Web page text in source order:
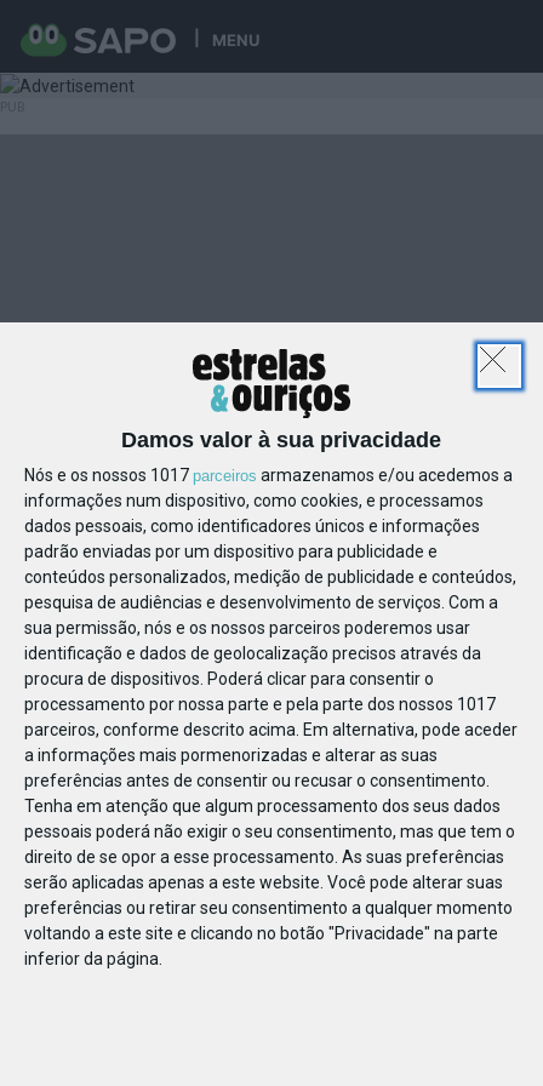
Damos valor à sua privacidade
Nós e os nossos 1017 parceiros armazenamos e/ou acedemos a
informações num dispositivo, como cookies, e processamos
dados pessoais, como identificadores únicos e informações
padrão enviadas por um dispositivo para publicidade e
conteúdos personalizados, medição de publicidade e conteúdos,
pesquisa de audiências e desenvolvimento de serviços. Com a
sua permissão, nós e os nossos parceiros poderemos usar
identificação e dados de geolocalização precisos através da
procura de dispositivos. Poderá clicar para consentir o
processamento por nossa parte e pela parte dos nossos 1017
parceiros, conforme descrito acima. Em alternativa, pode aceder
a informações mais pormenorizadas e alterar as suas
preferências antes de consentir ou recusar o consentimento.
Tenha em atenção que algum processamento dos seus dados
pessoais poderá não exigir o seu consentimento, mas que tem o
direito de se opor a esse processamento. As suas preferências
serão aplicadas apenas a este website. Você pode alterar suas
preferências ou retirar seu consentimento a qualquer momento
voltando a este site e clicando no botão "Privacidade" na parte
inferior da página.
MENU
846821984363816